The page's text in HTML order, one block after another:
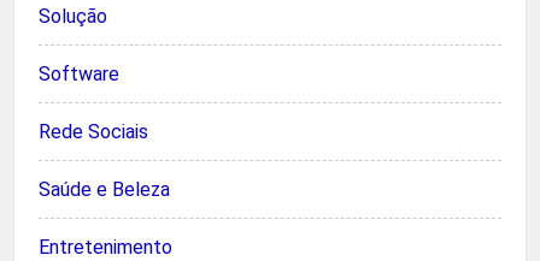
Solução
Software
Rede Sociais
Saúde e Beleza
Entretenimento